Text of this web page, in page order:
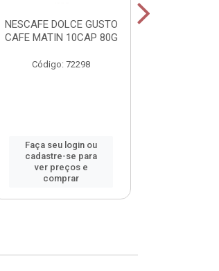
NESCAFE DOLCE GUSTO
CAFE MATIN 10CAP 80G
Código: 72298
Faça seu login ou
cadastre-se para
ver preços e
comprar